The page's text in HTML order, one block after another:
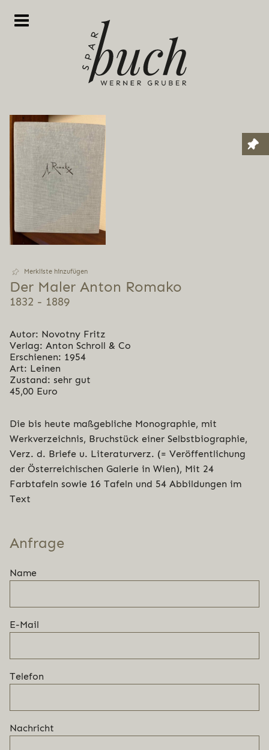
Merkliste hinzufügen
Der Maler Anton Romako
1832 - 1889
Autor: Novotny Fritz
Verlag: Anton Schroll & Co
Erschienen: 1954
Art: Leinen
Zustand: sehr gut
45,00 Euro
Die bis heute maßgebliche Monographie, mit
Werkverzeichnis, Bruchstück einer Selbstbiographie,
Verz. d. Briefe u. Literaturverz. (= Veröffentlichung
der Österreichischen Galerie in Wien), Mit 24
Farbtafeln sowie 16 Tafeln und 54 Abbildungen im
Text
Anfrage
Name
E-Mail
Telefon
Nachricht